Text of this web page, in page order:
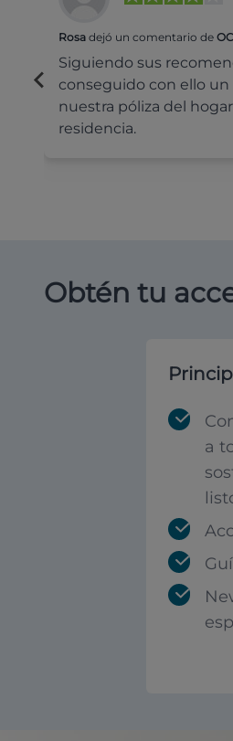
Rosa dejó un comentario de
Siguiendo sus
conseguido con ello
nuestra póliza del
residencia.
Obtén tu
a